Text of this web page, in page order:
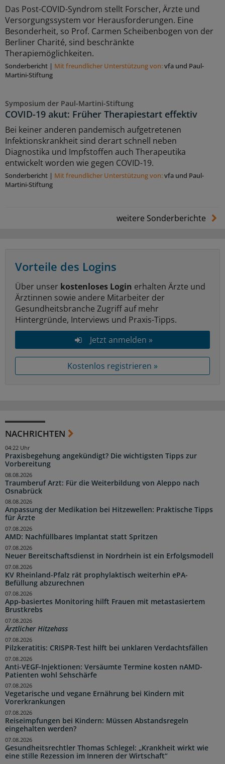
Das Post-COVID-Syndrom stellt Forscher, Ärzte und
Versorgungssystem vor Herausforderungen. Eine
Besonderheit, so Prof. Carmen Scheibenbogen von der
Berliner Charité, sind beschränkte
Therapiemöglichkeiten.
Sonderbericht | Mit freundlicher Unterstützung von:vfa und Paul-
Martini-Stiftung
Symposium der Paul-Martini-Stiftung
COVID-19 akut: Früher Therapiestart effektiv
Bei keiner anderen pandemisch aufgetretenen
Infektionskrankheit sind derart schnell neben
Diagnostika und Impfstoffen auch Therapeutika
entwickelt worden wie gegen COVID-19.
Sonderbericht | Mit freundlicher Unterstützung von:vfa und Paul-
Martini-Stiftung
weitere Sonderberichte
Vorteile des Logins
Über unser kostenloses Login erhalten Ärzte und
Ärztinnen sowie andere Mitarbeiter der
Gesundheitsbranche Zugriff auf mehr
Hintergründe, Interviews und Praxis-Tipps.
Jetzt anmelden »
Kostenlos registrieren »
NACHRICHTEN
Praxisbegehung angekündigt? Die wichtigsten Tipps zur
Vorbereitung
04:22 Uhr
Traumberuf Arzt: Für die Weiterbildung von Aleppo nach
Osnabrück
08.08.2026
Anpassung der Medikation bei Hitzewellen: Praktische Tipps
für Ärzte
08.08.2026
AMD: Nachfüllbares Implantat statt Spritzen
07.08.2026
Neuer Bereitschaftsdienst in Nordrhein ist ein Erfolgsmodell
07.08.2026
KV Rheinland-Pfalz rät prophylaktisch weiterhin ePA-
Befüllung abzurechnen
07.08.2026
App-basiertes Monitoring hilft Frauen mit metastasiertem
Brustkrebs
07.08.2026
Ärztlicher Hitzehass
07.08.2026
Pilzkeratitis: CRISPR-Test hilft bei unklaren Verdachtsfällen
07.08.2026
Anti-VEGF-Injektionen: Versäumte Termine kosten nAMD-
Patienten wohl Sehschärfe
07.08.2026
Vegetarische und vegane Ernährung bei Kindern mit
Vorerkrankungen
07.08.2026
Reiseimpfungen bei Kindern: Müssen Abstandsregeln
eingehalten werden?
07.08.2026
Gesundheitsrechtler Thomas Schlegel: „Krankheit wirkt wie
eine stille Rezession im Inneren der Wirtschaft“
07.08.2026